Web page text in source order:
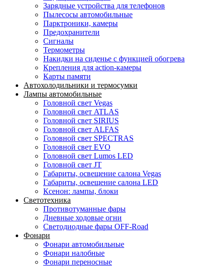
Зарядные устройства для телефонов
Пылесосы автомобильные
Парктроники, камеры
Предохранители
Сигналы
Термометры
Накидки на сиденье с функцией обогрева
Крепления для action-камеры
Карты памяти
Автохолодильники и термосумки
Лампы автомобильные
Головной свет Vegas
Головной свет ATLAS
Головной свет SIRIUS
Головной свет ALFAS
Головной свет SPECTRAS
Головной свет EVO
Головной свет Lumos LED
Головной свет JT
Габариты, освещение салона Vegas
Габариты, освещение салона LED
Ксенон: лампы, блоки
Светотехника
Противотуманные фары
Дневные ходовые огни
Светодиодные фары OFF-Road
Фонари
Фонари автомобильные
Фонари налобные
Фонари переносные